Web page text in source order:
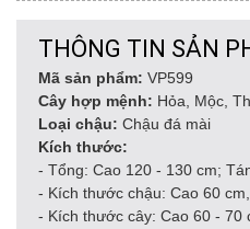
THÔNG TIN SẢN
Mã sản phẩm: VP599
Cây hợp mệnh: Hỏa, Mộc,
Loại chậu: Chậu đá mài
Kích thước:
- Tổng: Cao 120 - 130 cm;
- Kích thước chậu: Cao 60
- Kích thước cây: Cao 60 - 70